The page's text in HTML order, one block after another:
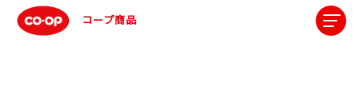
コープ商品